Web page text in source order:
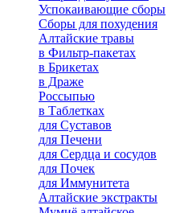
Успокаивающие сборы
Сборы для похудения
Алтайские травы
в Фильтр-пакетах
в Брикетах
в Драже
Россыпью
в Таблетках
для Cуставов
для Печени
для Сердца и сосудов
для Почек
для Иммунитета
Алтайские экстракты